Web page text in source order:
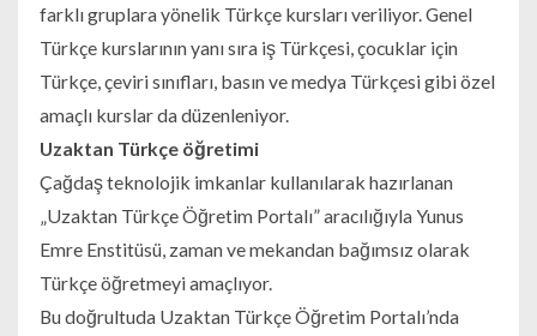
farklı gruplara yönelik Türkçe kursları veriliyor. Genel
Türkçe kurslarının yanı sıra iş Türkçesi, çocuklar için
Türkçe, çeviri sınıfları, basın ve medya Türkçesi gibi özel
amaçlı kurslar da düzenleniyor.
Uzaktan Türkçe öğretimi
Çağdaş teknolojik imkanlar kullanılarak hazırlanan
„Uzaktan Türkçe Öğretim Portalı” aracılığıyla Yunus
Emre Enstitüsü, zaman ve mekandan bağımsız olarak
Türkçe öğretmeyi amaçlıyor.
Bu doğrultuda Uzaktan Türkçe Öğretim Portalı’nda